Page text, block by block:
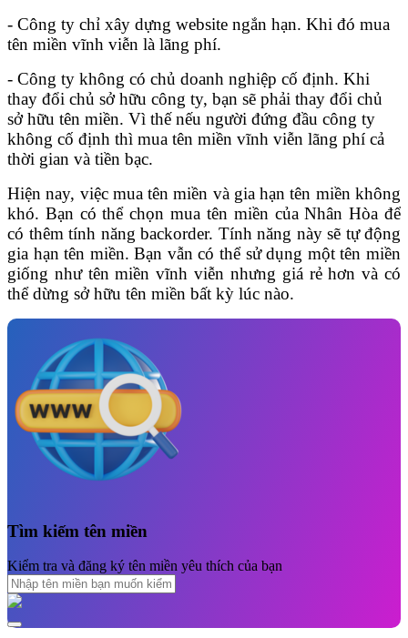
- Công ty chỉ xây dựng website ngắn hạn. Khi đó mua
tên miền vĩnh viễn là lãng phí.
- Công ty không có chủ doanh nghiệp cố định. Khi
thay đổi chủ sở hữu công ty, bạn sẽ phải thay đổi chủ
sở hữu tên miền. Vì thế nếu người đứng đầu công ty
không cố định thì mua tên miền vĩnh viễn lãng phí cả
thời gian và tiền bạc.
Hiện nay, việc mua tên miền và gia hạn tên miền không
khó. Bạn có thể chọn mua tên miền của Nhân Hòa để
có thêm tính năng backorder. Tính năng này sẽ tự động
gia hạn tên miền. Bạn vẫn có thể sử dụng một tên miền
giống như tên miền vĩnh viễn nhưng giá rẻ hơn và có
thể dừng sở hữu tên miền bất kỳ lúc nào.
Tìm kiếm tên miền
Kiểm tra và đăng ký tên miền yêu thích của bạn